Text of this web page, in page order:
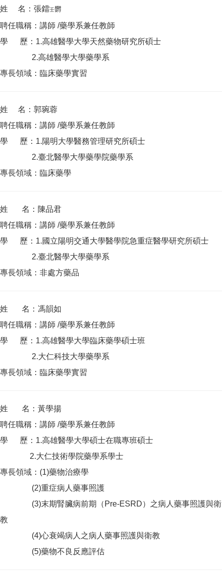
姓 名：張鐳壬欝
聘任職稱：講師 /藥學系兼任教師
學 歷：1.高雄醫學大學天然藥物研究所碩士
2.高雄醫學大學藥學系
專長領域：臨床藥學實習
姓 名：郭琬蓉
聘任職稱：講師 /藥學系兼任教師
學 歷：1.陽明大學醫務管理研究所碩士
2.臺北醫學大學藥學院藥學系
專長領域：臨床藥學
姓 名：陳品君
聘任職稱：講師 /藥學系兼任教師
學 歷：1.國立陽明交通大學醫學院急重症醫學研究所碩士
2.臺北醫學大學藥學系
專長領域：非處方藥品
姓 名：馮韻如
聘任職稱：講師 /藥學系兼任教師
學 歷：1.高雄醫學大學臨床藥學碩士班
2.大仁科技大學藥學系
專長領域：臨床藥學實習
姓 名：黃學揚
聘任職稱：講師 /藥學系兼任教師
學 歷：1.高雄醫學大學碩士在職專班碩士
2.大仁技術學院藥學系學士
專長領域：(1)藥物治療學
(2)重症病人藥事照護
(3)末期腎臟病前期（Pre-ESRD）之病人藥事照護與衛
教
(4)心衰竭病人之病人藥事照護與衛教
(5)藥物不良反應評估